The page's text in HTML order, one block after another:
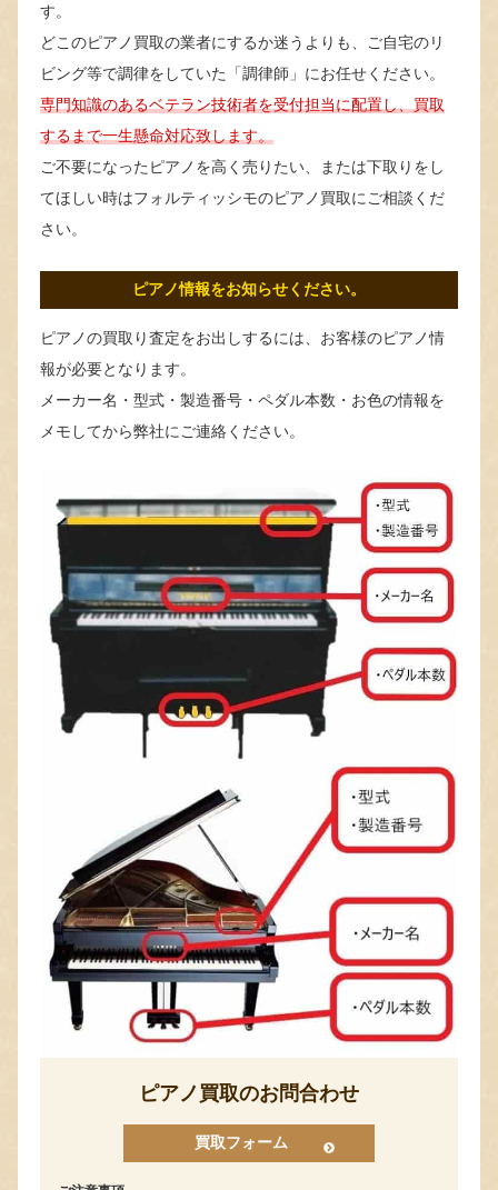
す。
どこのピアノ買取の業者にするか迷うよりも、ご自宅のリ
ビング等で調律をしていた「調律師」にお任せください。
専門知識のあるベテラン技術者を受付担当に配置し、買取
するまで一生懸命対応致します。
ご不要になったピアノを高く売りたい、または下取りをし
てほしい時はフォルティッシモのピアノ買取にご相談くだ
さい。
ピアノ情報をお知らせください。
ピアノの買取り査定をお出しするには、お客様のピアノ情
報が必要となります。
メーカー名・型式・製造番号・ペダル本数・お色の情報を
メモしてから弊社にご連絡ください。
ピアノ買取のお問合わせ
買取フォーム